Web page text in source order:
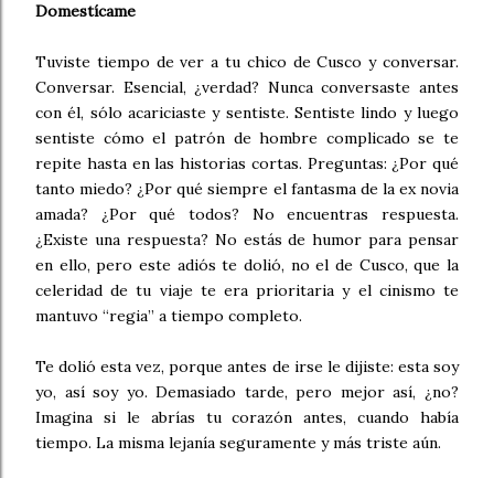
Domestícame
Tuviste tiempo de ver a tu chico de Cusco y conversar.
Conversar. Esencial, ¿verdad? Nunca conversaste antes
con él, sólo acariciaste y sentiste. Sentiste lindo y luego
sentiste cómo el patrón de hombre complicado se te
repite hasta en las historias cortas. Preguntas: ¿Por qué
tanto miedo? ¿Por qué siempre el fantasma de la ex novia
amada? ¿Por qué todos? No encuentras respuesta.
¿Existe una respuesta? No estás de humor para pensar
en ello, pero este adiós te dolió, no el de Cusco, que la
celeridad de tu viaje te era prioritaria y el cinismo te
mantuvo “regia” a tiempo completo.
Te dolió esta vez, porque antes de irse le dijiste: esta soy
yo, así soy yo. Demasiado tarde, pero mejor así, ¿no?
Imagina si le abrías tu corazón antes, cuando había
tiempo. La misma lejanía seguramente y más triste aún.